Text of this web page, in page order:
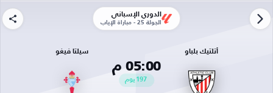
الدوري الإسباني
الجولة 25 - مباراة الإياب
أتلتيك بلباو
05:00 م
197 يوم
سيلتا فيغو